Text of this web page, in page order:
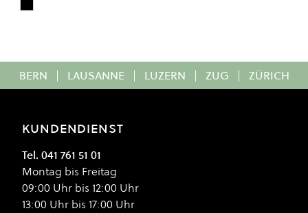
Colour
Black
BERN | LAUSANNE | LUZERN | ZUG | ZÜRICH
KUNDENDIENST
Tel. 041 761 51 01
Montag bis Freitag
09:00 Uhr bis 12:00 Uhr
13:00 Uhr bis 17:00 Uhr